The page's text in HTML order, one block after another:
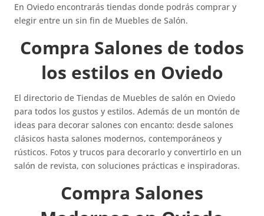
En Oviedo encontrarás tiendas donde podrás comprar y
elegir entre un sin fin de Muebles de Salón.
Compra Salones de todos
los estilos en Oviedo
El directorio de Tiendas de Muebles de salón en Oviedo
para todos los gustos y estilos. Además de un montón de
ideas para decorar salones con encanto: desde salones
clásicos hasta salones modernos, contemporáneos y
rústicos. Fotos y trucos para decorarlo y convertirlo en un
salón de revista, con soluciones prácticas e inspiradoras.
Compra Salones